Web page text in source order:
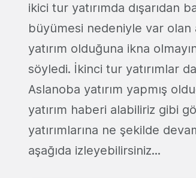
ikici tur yatırımda dışarıdan
büyümesi nedeniyle var
yatırım olduğuna ikna
söyledi. İkinci tur yatırımlar
Aslanoba yatırım yapmış
yatırım haberi alabiliriz gibi
yatırımlarına ne şekilde
aşağıda izleyebilirsiniz...